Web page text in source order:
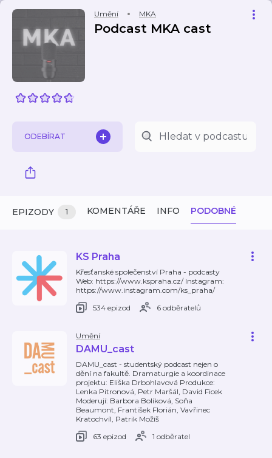
Umění MKA
Podcast MKA cast
ODEBÍRAT
EPIZODY 1 KOMENTÁŘE INFO PODOBNÉ
KS Praha
Křesťanské společenství Praha - podcasty
Web: https://www.kspraha.cz/ Instagram:
https://www.instagram.com/ks_praha/
534 epizod
6 odběratelů
Umění
DAMU_cast
DAMU_cast - studentský podcast nejen o
dění na fakultě. Dramaturgie a koordinace
projektu: Eliška Drbohlavová Produkce:
Lenka Pitronová, Petr Maršál, David Ficek
Moderují: Barbora Bolíková, Soňa
Beaumont, František Florián, Vavřinec
Kratochvíl, Patrik Možíš
63 epizod
1 odběratel